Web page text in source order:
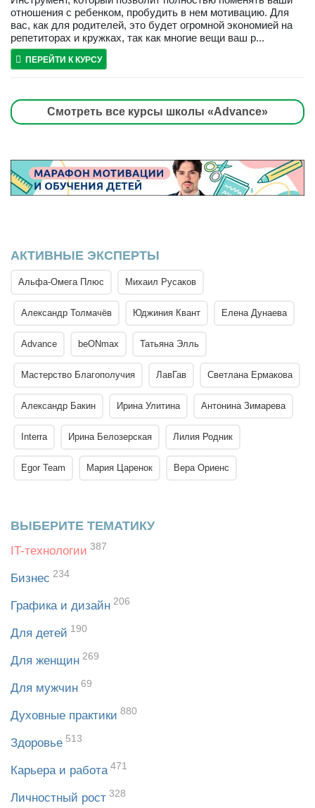
отношения с ребенком, пробудить в нем мотивацию. Для
вас, как для родителей, это будет огромной экономией на
репетиторах и кружках, так как многие вещи ваш р...
ПЕРЕЙТИ К КУРСУ
Смотреть все курсы школы «Advance»
АКТИВНЫЕ ЭКСПЕРТЫ
Альфа-Омега Плюс Михаил Русаков
Александр Толмачёв Юджиния Квант Елена Дунаева
Advance beONmax Татьяна Элль
Мастерство Благополучия ЛавГав Светлана Ермакова
Александр Бакин Ирина Улитина Антонина Зимарева
Interra Ирина Белозерская Лилия Родник
Egor Team Мария Царенок Вера Ориенс
ВЫБЕРИТЕ ТЕМАТИКУ
IT-технологии 387
Бизнес 234
Графика и дизайн 206
Для детей 190
Для женщин 269
Для мужчин 69
Духовные практики 880
Здоровье 513
Карьера и работа 471
Личностный рост 328